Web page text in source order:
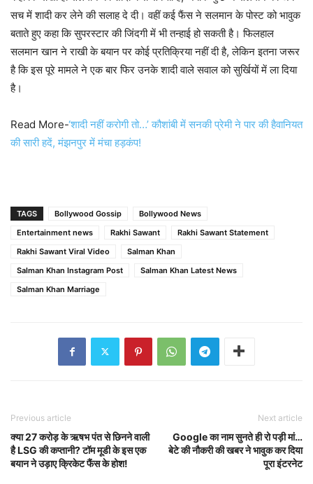
सच में शादी कर लेने की सलाह दे दी। वहीं कई फैंस ने सलमान के पोस्ट को भावुक
बताते हुए कहा कि सुपरस्टार की जिंदगी में भी तन्हाई हो सकती है। फिलहाल
सलमान खान ने राखी के बयान पर कोई प्रतिक्रिया नहीं दी है, लेकिन इतना जरूर
है कि इस पूरे मामले ने एक बार फिर उनके शादी वाले सवाल को सुर्खियों में ला दिया
है।
Read More-‘शादी नहीं करोगी तो…’ कौशांबी में सनकी प्रेमी ने पार की हैवानियत
की सारी हदें, मंझनपुर में मंचा हड़कंप!
TAGS Bollywood Gossip
Bollywood News
Entertainment news
Rakhi Sawant
Rakhi Sawant Statement
Rakhi Sawant Viral Video
Salman Khan
Salman Khan Instagram Post
Salman Khan Latest News
Salman Khan Marriage
Previous article
क्या 27 करोड़ के ऋषभ पंत से छिनने वाली
है LSG की कप्तानी? टॉम मूडी के इस एक
बयान ने उड़ाए क्रिकेट फैंस के होश!
Next article
Google का नाम सुनते ही रो पड़ी मां…
बेटे की नौकरी की खबर ने भावुक कर दिया
पूरा इंटरनेट